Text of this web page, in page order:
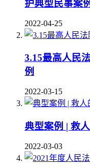
护典型民事案例
2022-04-25
3.15最高人民
例
2022-03-15
典型案例 | 救
2022-03-03